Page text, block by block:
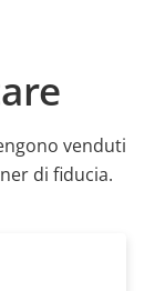
venduti
di fiducia.